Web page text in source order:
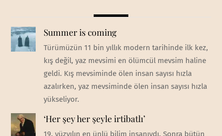
Summer is coming
Türümüzün 11 bin yıllık modern tarihinde ilk kez,
kış değil, yaz mevsimi en ölümcül mevsim haline
geldi. Kış mevsiminde ölen insan sayısı hızla
azalırken, yaz mevsiminde ölen insan sayısı hızla
yükseliyor.
‘Her şey her şeyle irtibatlı’
19. yüzyılın en ünlü bilim insanıydı. Sonra bütün